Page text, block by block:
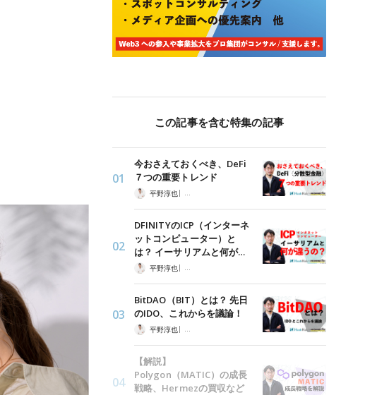
この記事を含む特集の記事
今おさえておくべき、DeFi
７つの重要トレンド
平野淳也 |
「HashHub Research」を読む
DFINITYのICP（インターネ
ットコンピューター）と
は？ イーサリアムと何が…
平野淳也 |
「HashHub Research」を読む
BitDAO（BIT）とは？ 先日
のIDO、これからを議論！
平野淳也 |
「HashHub Research」を読む
【解説】
Polygon（MATIC）の成長
戦略、Hermezの買収など